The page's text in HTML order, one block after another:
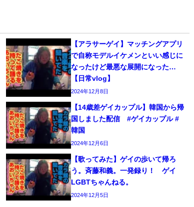
【アラサーゲイ】マッチングアプリ
で自称モデルイケメンといい感じに
なったけど最悪な展開になった…
【日常vlog】
2024年12月8日
【14歳差ゲイカップル】韓国から帰
国しました配信 #ゲイカップル #
韓国
2024年12月6日
【歌ってみた】ゲイの歩いて帰ろ
う。斉藤和義。一発録り！ ゲイ
LGBTちゃんねる。
2024年12月5日